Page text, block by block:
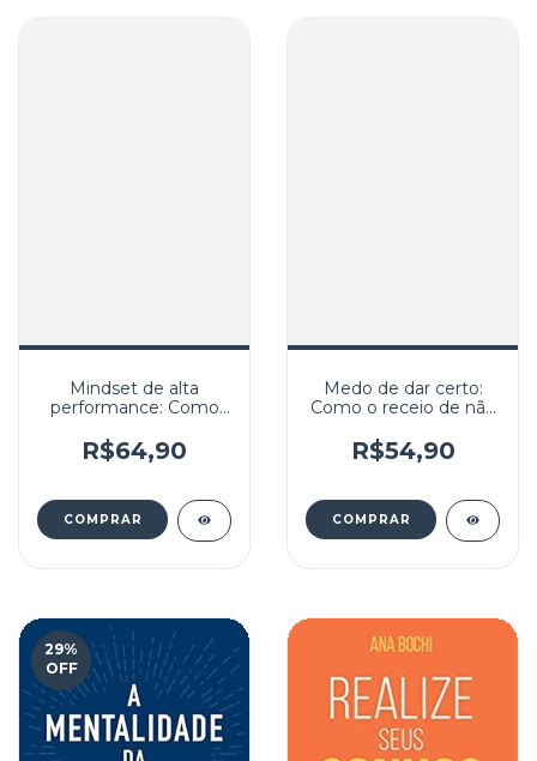
Mindset de alta
performance: Como
líderes e as empresas
mais inovadoras do
R$64,90
Medo de dar certo:
Como o receio de não
uma posição de
sucesso pode paralisar
R$54,90
29%
OFF